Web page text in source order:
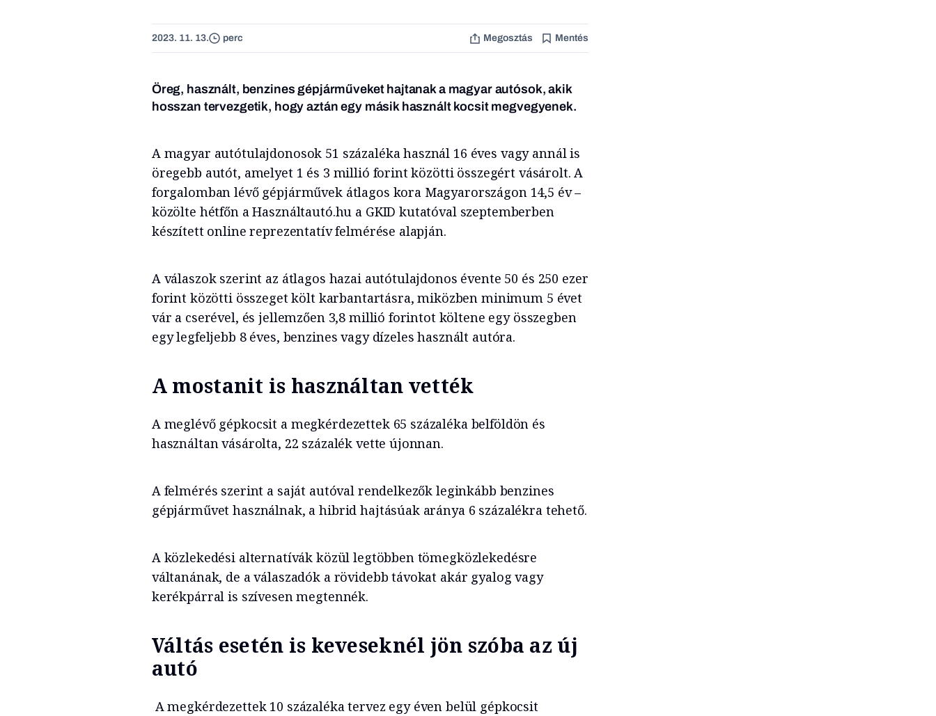
2023. 11. 13. perc Megosztás Mentés
Öreg, használt, benzines gépjárműveket hajtanak a magyar autósok, akik
hosszan tervezgetik, hogy aztán egy másik használt kocsit megvegyenek.
A magyar autótulajdonosok 51 százaléka használ 16 éves vagy annál is
öregebb autót, amelyet 1 és 3 millió forint közötti összegért vásárolt. A
forgalomban lévő gépjárművek átlagos kora Magyarországon 14,5 év –
közölte hétfőn a Használtautó.hu a GKID kutatóval szeptemberben
készített online reprezentatív felmérése alapján.
A válaszok szerint az átlagos hazai autótulajdonos évente 50 és 250 ezer
forint közötti összeget költ karbantartásra, miközben minimum 5 évet
vár a cserével, és jellemzően 3,8 millió forintot költene egy összegben
egy legfeljebb 8 éves, benzines vagy dízeles használt autóra.
A mostanit is használtan vették
A meglévő gépkocsit a megkérdezettek 65 százaléka belföldön és
használtan vásárolta, 22 százalék vette újonnan.
A felmérés szerint a saját autóval rendelkezők leginkább benzines
gépjárművet használnak, a hibrid hajtásúak aránya 6 százalékra tehető.
A közlekedési alternatívák közül legtöbben tömegközlekedésre
váltanának, de a válaszadók a rövidebb távokat akár gyalog vagy
kerékpárral is szívesen megtennék.
Váltás esetén is keveseknél jön szóba az új
autó
A megkérdezettek 10 százaléka tervez egy éven belül gépkocsit